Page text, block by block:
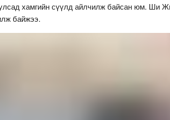
хамгийн сүүлд айлчилж байсан юм. Ши
байжээ.